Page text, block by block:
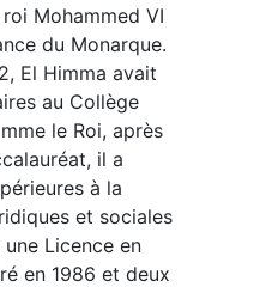
Mohammed VI
du Monarque.
El Himma avait
au Collège
le Roi, après
il a
à la
et sociales
Licence en
en 1986 et deux